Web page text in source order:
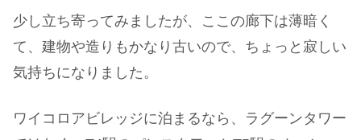
少し立ち寄ってみましたが、ここの廊下は薄暗く
て、建物や造りもかなり古いので、ちょっと寂しい
気持ちになりました。
ワイコロアビレッジに泊まるなら、ラグーンタワー